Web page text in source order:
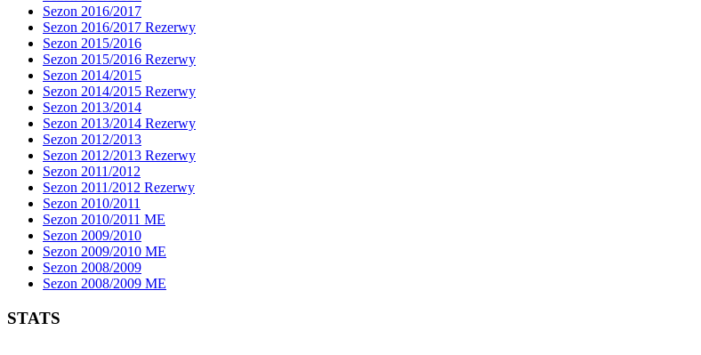
Sezon 2016/2017
Sezon 2016/2017 Rezerwy
Sezon 2015/2016
Sezon 2015/2016 Rezerwy
Sezon 2014/2015
Sezon 2014/2015 Rezerwy
Sezon 2013/2014
Sezon 2013/2014 Rezerwy
Sezon 2012/2013
Sezon 2012/2013 Rezerwy
Sezon 2011/2012
Sezon 2011/2012 Rezerwy
Sezon 2010/2011
Sezon 2010/2011 ME
Sezon 2009/2010
Sezon 2009/2010 ME
Sezon 2008/2009
Sezon 2008/2009 ME
STATS